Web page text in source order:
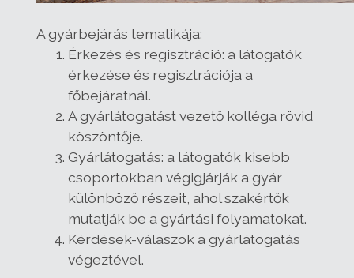
A gyárbejárás tematikája:
Érkezés és regisztráció: a látogatók
érkezése és regisztrációja a
főbejáratnál.
A gyárlátogatást vezető kolléga rövid
köszöntője.
Gyárlátogatás: a látogatók kisebb
csoportokban végigjárják a gyár
különböző részeit, ahol szakértők
mutatják be a gyártási folyamatokat.
Kérdések-válaszok a gyárlátogatás
végeztével.